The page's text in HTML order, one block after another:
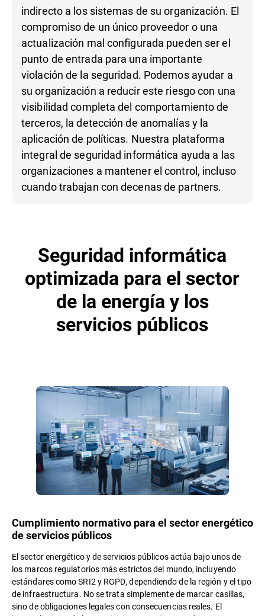
indirecto a los sistemas de su organización. El
compromiso de un único proveedor o una
actualización mal configurada pueden ser el
punto de entrada para una importante
violación de la seguridad. Podemos ayudar a
su organización a reducir este riesgo con una
visibilidad completa del comportamiento de
terceros, la detección de anomalías y la
aplicación de políticas. Nuestra plataforma
integral de seguridad informática ayuda a las
organizaciones a mantener el control, incluso
cuando trabajan con decenas de partners.
Seguridad informática
optimizada para el sector
de la energía y los
servicios públicos
Cumplimiento normativo para el sector energético
de servicios públicos
El sector energético y de servicios públicos actúa bajo unos de
los marcos regulatorios más estrictos del mundo, incluyendo
estándares como SRI2 y RGPD, dependiendo de la región y el tipo
de infraestructura. No se trata simplemente de marcar casillas,
sino de obligaciones legales con consecuencias reales. El